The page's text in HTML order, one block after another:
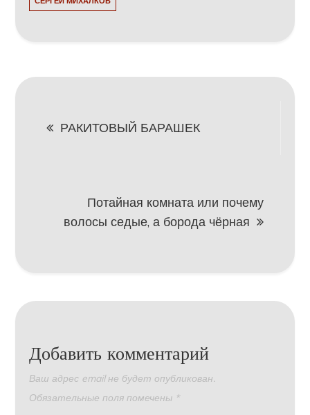
Навигация
записям
РАКИТОВЫЙ БАРАШЕК
Потайная комната или почему
волосы седые, а борода чёрная
Добавить комментарий
Ваш адрес email не будет опубликован.
Обязательные поля помечены *